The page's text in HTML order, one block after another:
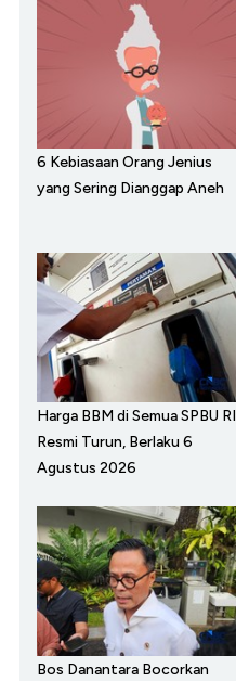
6 Kebiasaan Orang Jenius
yang Sering Dianggap Aneh
Harga BBM di Semua SPBU RI
Resmi Turun, Berlaku 6
Agustus 2026
Bos Danantara Bocorkan